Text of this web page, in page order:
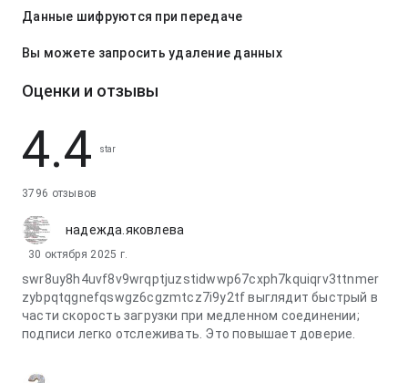
Данные шифруются при передаче
Вы можете запросить удаление данных
Оценки и отзывы
4.4 star
3796 отзывов
надежда.яковлева
30 октября 2025 г.
swr8uy8h4uvf8v9wrqptjuzstidwwp67cxph7kquiqrv3ttnmer
zybpqtqgnefqswgz6cgzmtcz7i9y2tf выглядит быстрый в
части скорость загрузки при медленном соединении;
подписи легко отслеживать. Это повышает доверие.